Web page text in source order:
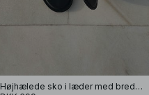
Højhælede sko i læder med brede stropper